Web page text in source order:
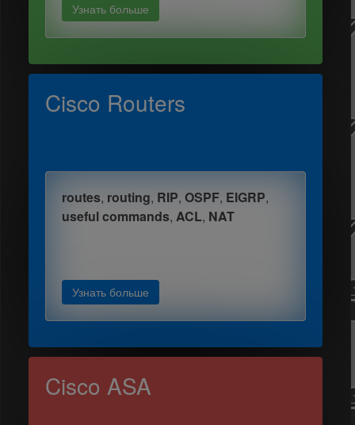
Узнать больше
Cisco Routers
routes, routing, RIP, OSPF, EIGRP,
useful commands, ACL, NAT
Узнать больше
Cisco ASA